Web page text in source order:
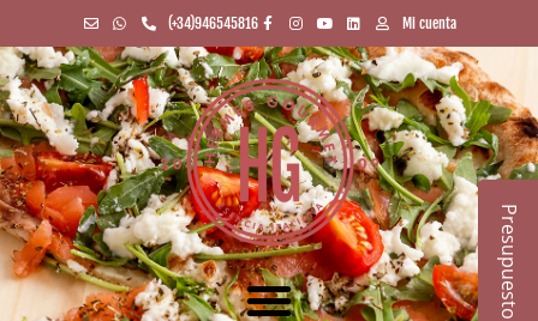
(+34)946545816 Mi cuenta
Presupuesto